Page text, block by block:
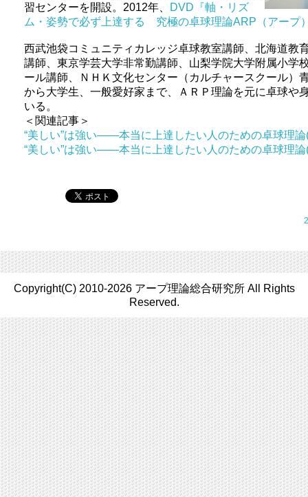
習センターを開設。2012年、
DVD『軸・リズ
ム・姿勢で必ず上達する 究極の卓球理論ARP（アープ
西武池袋コミュニティカレッジ卓球教室講師、北海道教
講師、東京学芸大学非常勤講師、山梨学院大学附属小学
ール講師、ＮＨＫ文化センター（カルチャースクール）
から大学生、一般愛好家まで、ＡＲＰ理論を元に卓球や
いる。
＜関連記事＞
“美しい”は強い――本当に上達したい人のための卓球理論
“美しい”は強い――本当に上達したい人のための卓球理論
Copyright(C) 2010-2026 アープ理論総合研究所 All Rights
Reserved.